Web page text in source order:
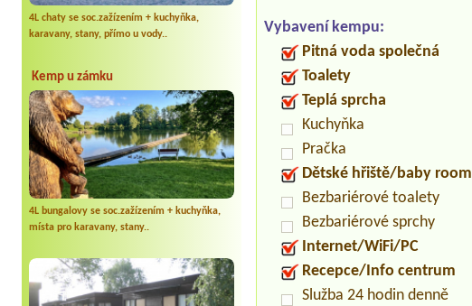
4L chaty se soc.zažízením + kuchyňka,
karavany, stany, přímo u vody..
Kemp u zámku
4L bungalovy se soc.zažízením + kuchyňka,
místa pro karavany, stany..
Vybavení kempu:
Pitná voda společná
Toalety
Teplá sprcha
Kuchyňka
Pračka
Dětské hřiště/baby room
Bezbariérové toalety
Bezbariérové sprchy
Internet/WiFi/PC
Recepce/Info centrum
Služba 24 hodin denně